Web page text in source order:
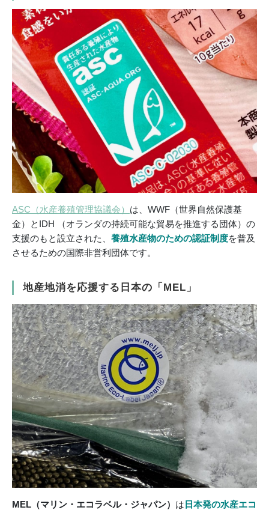
ASC（水産養殖管理協議会） は、WWF（世界自然保護基
金）とIDH （オランダの持続可能な貿易を推進する団体）の
支援のもと設立された、 養殖水産物のための認証制度を普及
させるための国際非営利団体です。
地産地消を応援する日本の「MEL」
MEL（マリン・エコラベル・ジャパン） は 日本発の水産エコ